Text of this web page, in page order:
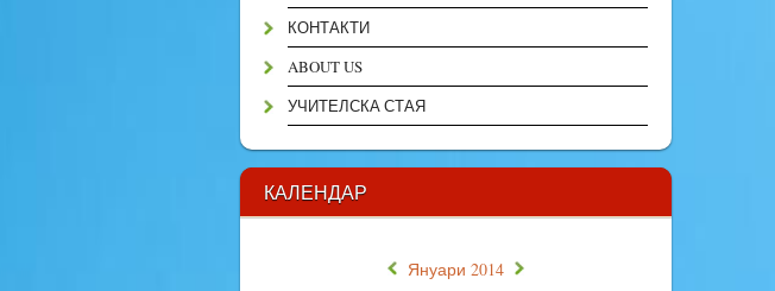
КОНТАКТИ
ABOUT US
УЧИТЕЛСКА СТАЯ
КАЛЕНДАР
Януари 2014